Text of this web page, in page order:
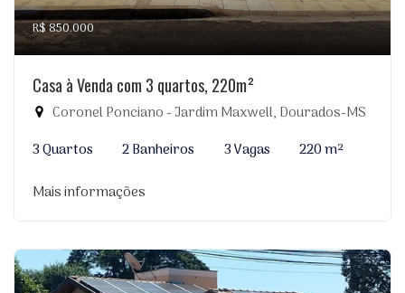
R$ 850.000
Casa à Venda com 3 quartos, 220m²
Coronel Ponciano - Jardim Maxwell, Dourados-MS
3 Quartos
2 Banheiros 3 Vagas
220 m²
Mais informações